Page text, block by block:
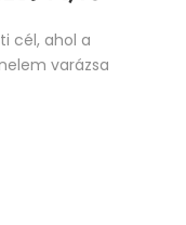
cél, ahol a
varázsa